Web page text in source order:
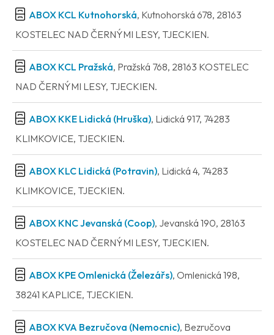
ABOX KCL Kutnohorská, Kutnohorská 678, 28163
KOSTELEC NAD ČERNÝMI LESY, TJECKIEN.
ABOX KCL Pražská, Pražská 768, 28163 KOSTELEC
NAD ČERNÝMI LESY, TJECKIEN.
ABOX KKE Lidická (Hruška), Lidická 917, 74283
KLIMKOVICE, TJECKIEN.
ABOX KLC Lidická (Potravin), Lidická 4, 74283
KLIMKOVICE, TJECKIEN.
ABOX KNC Jevanská (Coop), Jevanská 190, 28163
KOSTELEC NAD ČERNÝMI LESY, TJECKIEN.
ABOX KPE Omlenická (Železářs), Omlenická 198,
38241 KAPLICE, TJECKIEN.
ABOX KVA Bezručova (Nemocnic), Bezručova